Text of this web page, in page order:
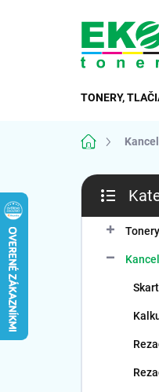
TONERY,
Domov
B
č
kategórie